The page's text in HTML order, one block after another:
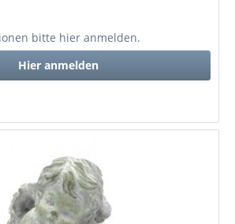
bitte hier anmelden.
Hier anmelden